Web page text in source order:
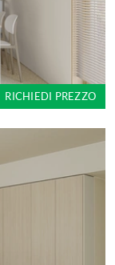
RICHIEDI PREZZO